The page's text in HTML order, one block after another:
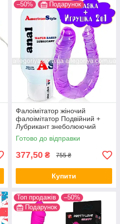
–50% Подарунок
Фалоімітатор жіночий
фалоімітатор Подвійний +
Лубрикант знеболюючий
American Style Фалоімітатор
Готово до відправки
377,50 ₴ 755 ₴
Купити
Топ продажів
–50%
Подарунок